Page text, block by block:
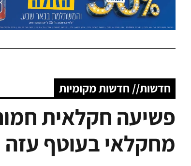
חדשות// חדשות מקומיות
פשיעה חקלאית
מחקלאי בעוטף עזה